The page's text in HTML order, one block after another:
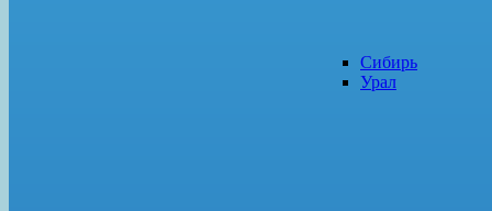
Сибирь
Урал